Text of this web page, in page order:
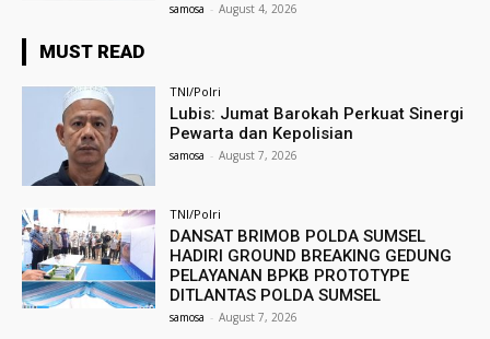
samosa - August 4, 2026
MUST READ
TNI/Polri
Lubis: Jumat Barokah Perkuat Sinergi
Pewarta dan Kepolisian
samosa - August 7, 2026
TNI/Polri
DANSAT BRIMOB POLDA SUMSEL
HADIRI GROUND BREAKING GEDUNG
PELAYANAN BPKB PROTOTYPE
DITLANTAS POLDA SUMSEL
samosa - August 7, 2026